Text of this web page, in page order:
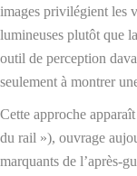
images privilégient les
lumineuses plutôt que
outil de perception
seulement à montrer
Cette approche
du rail »), ouvrage
marquants de l’après-